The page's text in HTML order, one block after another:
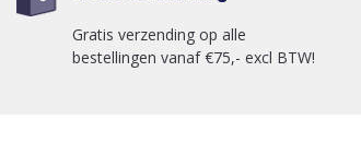
Gratis verzending op alle
bestellingen vanaf €75,- excl BTW!